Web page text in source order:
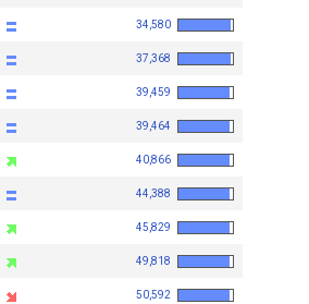
34,580
37,368
39,459
39,464
40,866
44,388
45,829
49,818
50,592